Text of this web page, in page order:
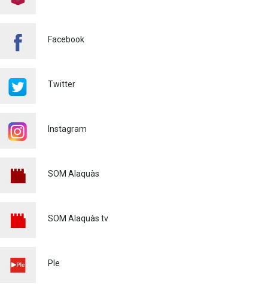
A ALAQUÀS
L'ESCOLA D'ESTIU, AL
ELÈCTRICS (VMP)
L'ALCALDE D'ALAQUÀS
Facebook
Twitter
Instagram
SOM Alaquàs
SOM Alaquàs tv
Ple